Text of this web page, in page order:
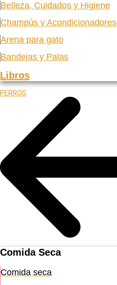
Belleza, Cuidados y Higiene
Champús y Acondicionadores
Arena para gato
Bandejas y Palas
Libros
PERROS
Comida Seca
Comida seca